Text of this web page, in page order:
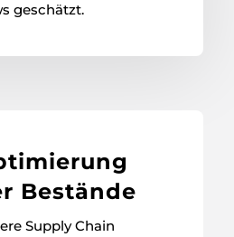
geschätzt.
Bestände
Supply Chain